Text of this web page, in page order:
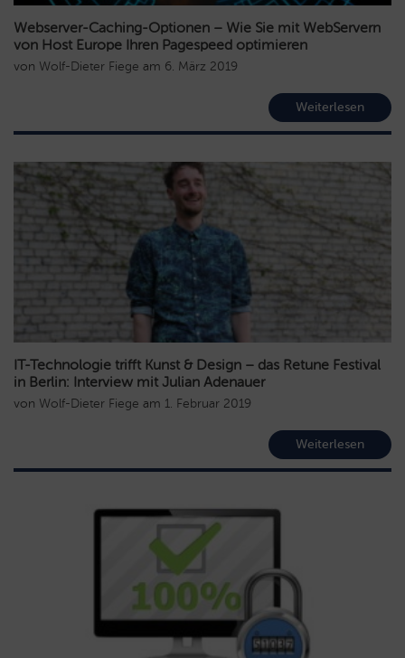
Webserver-Caching-Optionen – Wie Sie mit WebServern
von Host Europe Ihren Pagespeed optimieren
von Wolf-Dieter Fiege am 6. März 2019
Weiterlesen
IT-Technologie trifft Kunst & Design – das Retune Festival
in Berlin: Interview mit Julian Adenauer
von Wolf-Dieter Fiege am 1. Februar 2019
Weiterlesen